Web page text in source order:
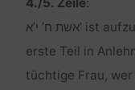
אשת ח’ י’א’ ist aufzulösen in: אשת חיל יראת אלהים. Der
erste Teil in
tüchtige Frau,